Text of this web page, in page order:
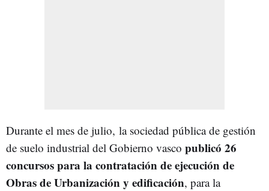
Durante el mes de julio, la sociedad pública de gestión
de suelo industrial del Gobierno vasco publicó 26
concursos para la contratación de ejecución de
Obras de Urbanización y edificación, para la